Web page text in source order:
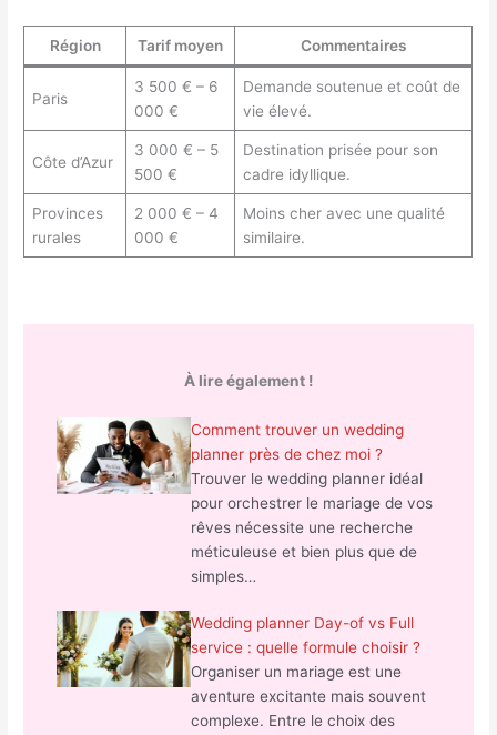
Région Tarif moyen Commentaires
Paris
3 500 € – 6
000 €
Demande soutenue et coût de
vie élevé.
Côte d’Azur
3 000 € – 5
500 €
Destination prisée pour son
cadre idyllique.
Provinces
rurales
2 000 € – 4
000 €
Moins cher avec une qualité
similaire.
À lire également !
Comment trouver un wedding
planner près de chez moi ?
Trouver le wedding planner idéal
pour orchestrer le mariage de vos
rêves nécessite une recherche
méticuleuse et bien plus que de
simples…
Wedding planner Day-of vs Full
service : quelle formule choisir ?
Organiser un mariage est une
aventure excitante mais souvent
complexe. Entre le choix des